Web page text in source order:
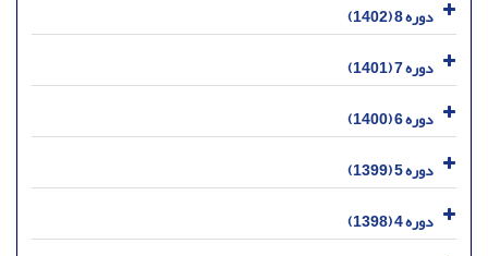
دوره 8 (1402)
دوره 7 (1401)
دوره 6 (1400)
دوره 5 (1399)
دوره 4 (1398)